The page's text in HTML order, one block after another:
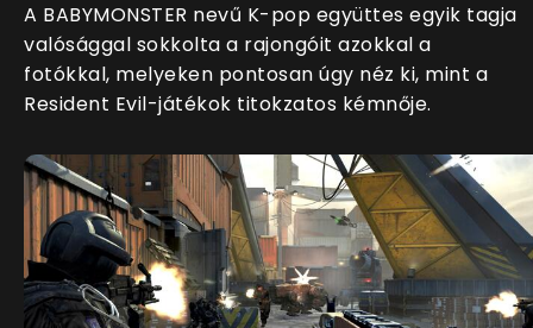
A BABYMONSTER nevű K-pop együttes egyik tagja
valósággal sokkolta a rajongóit azokkal a
fotókkal, melyeken pontosan úgy néz ki, mint a
Resident Evil-játékok titokzatos kémnője.